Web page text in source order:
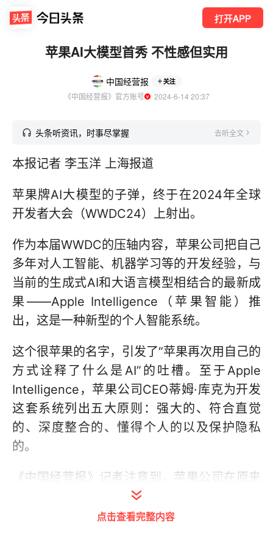
打开APP
苹果AI大模型首秀 不性感但实用
中国经营报 关注
《中国经营报》官方账号
  2024-6-14 20:37
头条听资讯，时事尽掌握 去听全文
本报记者 李玉洋 上海报道
苹果牌AI大模型的子弹，终于在2024年全球
开发者大会（WWDC24）上射出。
作为本届WWDC的压轴内容，苹果公司把自己
多年对人工智能、机器学习等的开发经验，与
当前的生成式AI和大语言模型相结合的最新成
果——Apple Intelligence（苹果智能）推
出，这是一种新型的个人智能系统。
这个很苹果的名字，引发了“苹果再次用自己的
方式诠释了什么是AI”的吐槽。至于Apple
Intelligence，苹果公司CEO蒂姆·库克为开发
这套系统列出五大原则：强大的、符合直觉
的、深度整合的、懂得个人的以及保护隐私
的。
《中国经营报》记者注意到，苹果公司在原来
软硬件生态的基础上，赋予AI的最新能力，从
而优化用户的使用体验，比如AI助手问答、文
点击查看完整内容